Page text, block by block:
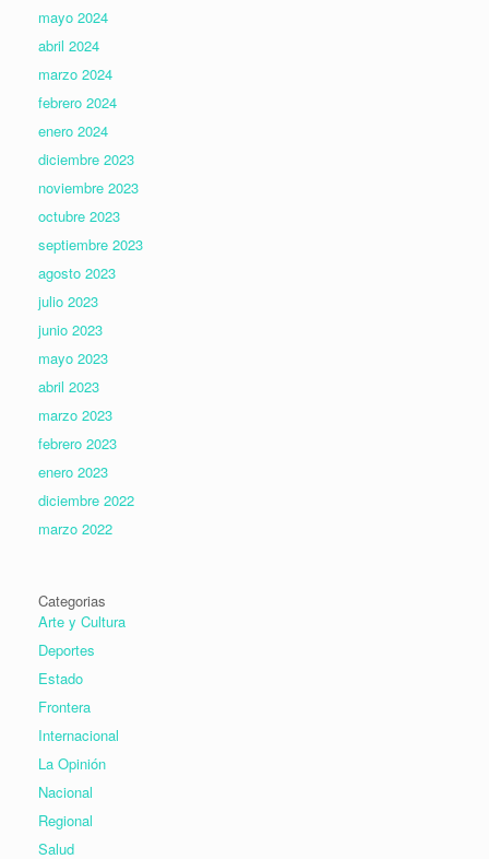
mayo 2024
abril 2024
marzo 2024
febrero 2024
enero 2024
diciembre 2023
noviembre 2023
octubre 2023
septiembre 2023
agosto 2023
julio 2023
junio 2023
mayo 2023
abril 2023
marzo 2023
febrero 2023
enero 2023
diciembre 2022
marzo 2022
Categorias
Arte y Cultura
Deportes
Estado
Frontera
Internacional
La Opinión
Nacional
Regional
Salud